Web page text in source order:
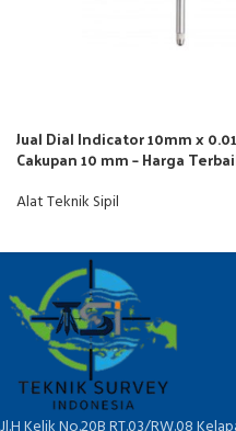
Jual Dial Indicator 10mm x
Cakupan 10 mm – Harga
Alat Teknik Sipil